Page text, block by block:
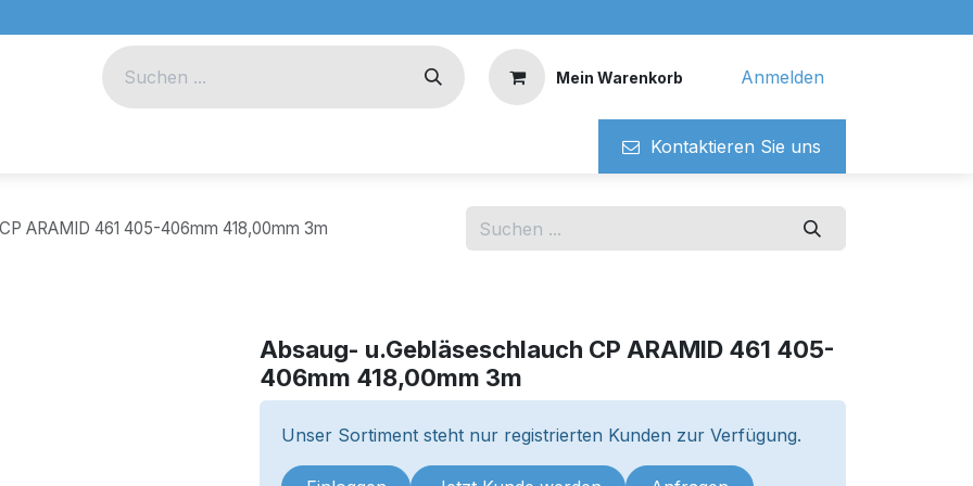
Mein Warenkorb Anmelden
Kontaktieren ​​Si​​e uns
ARAMID 461 405-406mm 418,00mm 3m
Absaug- u.Gebläseschlauch CP ARAMID 461 405-
406mm 418,00mm 3m
Unser Sortiment steht nur registrierten Kunden zur Verfügung.